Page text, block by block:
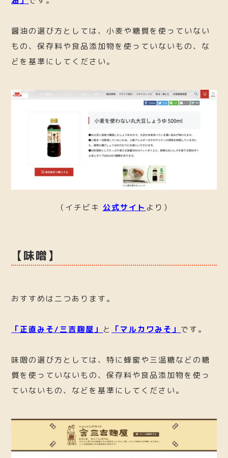
醤油の選び方としては、小麦や糖質を使っていない
もの、保存料や食品添加物を使っていないもの、な
どを基準にしてください。
（イチビキ 公式サイト より）
【味噌】
おすすめは二つあります。
「正直みそ/三吉麹屋」 と 「マルカワみそ」 です。
味噌の選び方としては、特に蜂蜜や三温糖などの糖
質を使っていないもの、保存料や食品添加物を使っ
ていないもの、などを基準にしてください。